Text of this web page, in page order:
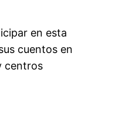
en esta
cuentos en
centros